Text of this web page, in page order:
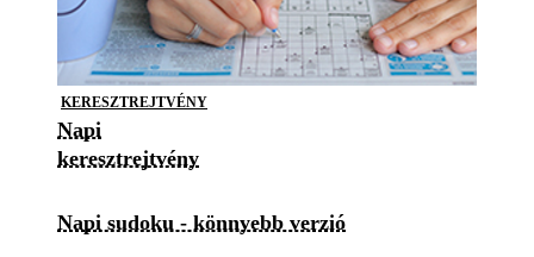
KERESZTREJTVÉNY
Napi
keresztrejtvény
Napi sudoku - könnyebb verzió